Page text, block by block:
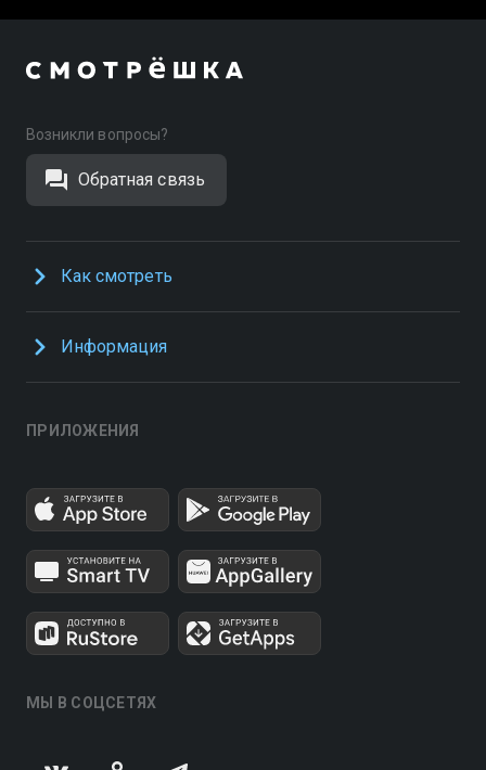
Возникли вопросы?
Обратная связь
Как смотреть
Информация
ПРИЛОЖЕНИЯ
МЫ В СОЦСЕТЯХ